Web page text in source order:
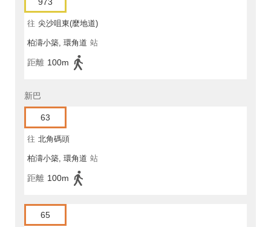
973
往 尖沙咀東(麼地道)
柏濤小築, 環角道 站
距離 100m
新巴
63
往 北角碼頭
柏濤小築, 環角道 站
距離 100m
65